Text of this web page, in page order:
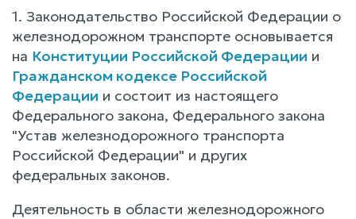
1. Законодательство Российской Федерации о
железнодорожном транспорте основывается
на Конституции Российской Федерации и
Гражданском кодексе Российской
Федерации и состоит из настоящего
Федерального закона, Федерального закона
"Устав железнодорожного транспорта
Российской Федерации" и других
федеральных законов.
Деятельность в области железнодорожного